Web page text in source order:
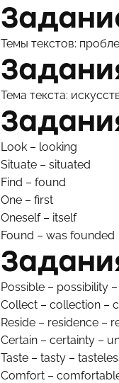
Темы текстов:
Тема текста:
Look – looking
Situate – situated
Find – found
One – first
Oneself – itself
Found – was founded
Possible – possibility
Collect – collection –
Reside – residence –
Certain – certainty –
Taste – tasty –
Comfort –